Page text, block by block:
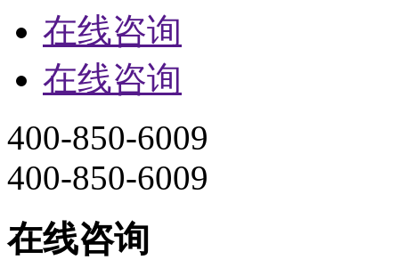
在线咨询
在线咨询
400-850-6009
400-850-6009
在线咨询